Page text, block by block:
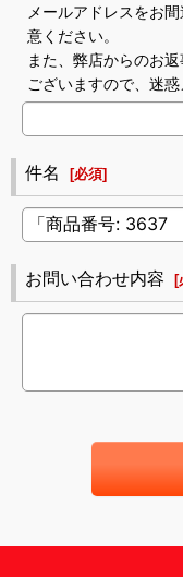
メールアドレスをお
意ください。
また、弊店からのお
ございますので、迷
件名 [必須]
お問い合わせ内容 [